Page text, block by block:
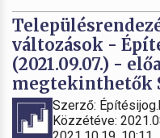
változások -
(2021.09.07.) -
megtekinthetők
Szerző:
Közzétéve: